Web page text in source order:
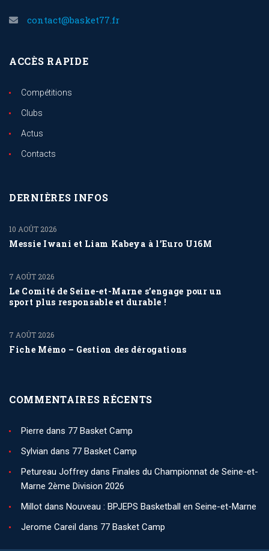
contact@basket77.fr
ACCÈS RAPIDE
Compétitions
Clubs
Actus
Contacts
DERNIÈRES INFOS
Messie Iwani et Liam Kabeya à l’Euro U16M
10 AOÛT 2026
Le Comité de Seine-et-Marne s’engage pour un
sport plus responsable et durable !
7 AOÛT 2026
Fiche Mémo – Gestion des dérogations
7 AOÛT 2026
COMMENTAIRES RÉCENTS
Pierre dans 77 Basket Camp
Sylvian dans 77 Basket Camp
Petureau Joffrey dans Finales du Championnat de Seine-et-
Marne 2ème Division 2026
Millot dans Nouveau : BPJEPS Basketball en Seine-et-Marne
Jerome Careil dans 77 Basket Camp